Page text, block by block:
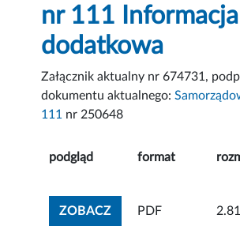
nr 111 Informacja
dodatkowa
Załącznik aktualny nr 674731,
dokumentu aktualnego:
111 nr 250648
podgląd format
ZOBACZZOBACZ ZAŁĄCZNIK
PDF